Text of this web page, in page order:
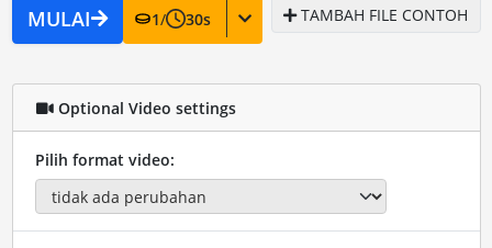
MULAI 1/ 30s TAMBAH FILE CONTOH
Optional Video settings
Pilih format video: